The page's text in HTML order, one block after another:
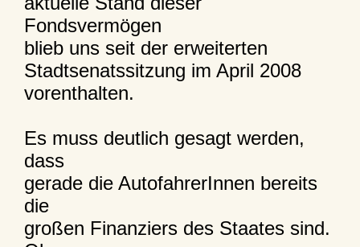
Fondsvermögen
blieb uns seit der erweiterten
Stadtsenatssitzung im April 2008
vorenthalten.
Es muss deutlich gesagt werden,
dass
gerade die AutofahrerInnen bereits
die
großen Finanziers des Staates sind.